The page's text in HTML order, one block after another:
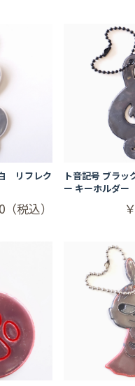
リフレク
税込）
ト音記号 ブラッ
ー キーホルダー